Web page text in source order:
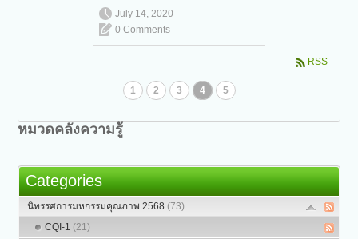
July 14, 2020
0 Comments
RSS
1 2 3 4 5
หมวดคลังความรู้
Categories
นิทรรศการมหกรรมคุณภาพ 2568 (73)
CQI-1 (21)